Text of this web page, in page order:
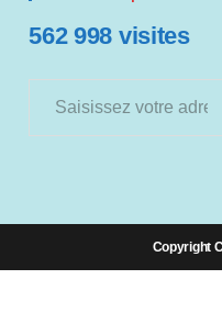
562 998 visites
Saisissez votre adresse e-mail…
Copyright